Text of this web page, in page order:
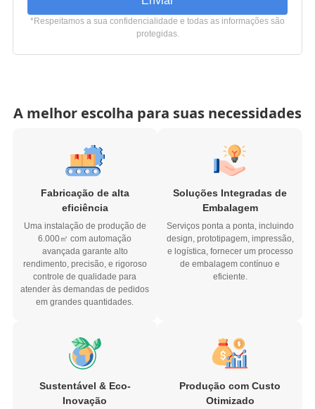
*Respeitamos a sua confidencialidade e todas as informações são
protegidas.
A melhor escolha para suas necessidades
Fabricação de alta
eficiência
Uma instalação de produção de
6.000㎡ com automação
avançada garante alto
rendimento, precisão, e rigoroso
controle de qualidade para
atender às demandas de pedidos
em grandes quantidades.
Soluções Integradas de
Embalagem
Serviços ponta a ponta, incluindo
design, prototipagem, impressão,
e logística, fornecer um processo
de embalagem contínuo e
eficiente.
Sustentável & Eco-
Inovação
Produção com Custo
Otimizado